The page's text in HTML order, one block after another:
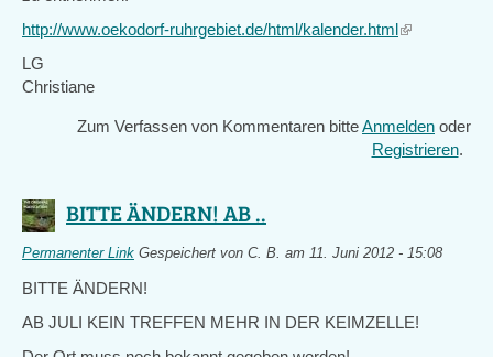
http://www.oekodorf-ruhrgebiet.de/html/kalender.html(link
LG
Christiane
Zum Verfassen von Kommentaren bitteAnmelden oder
Registrieren.
BITTE ÄNDERN! AB ..
Permanenter Link Gespeichert von C. B. am 11. Juni 2012 - 15:08
BITTE ÄNDERN!
AB JULI KEIN TREFFEN MEHR IN DER KEIMZELLE!